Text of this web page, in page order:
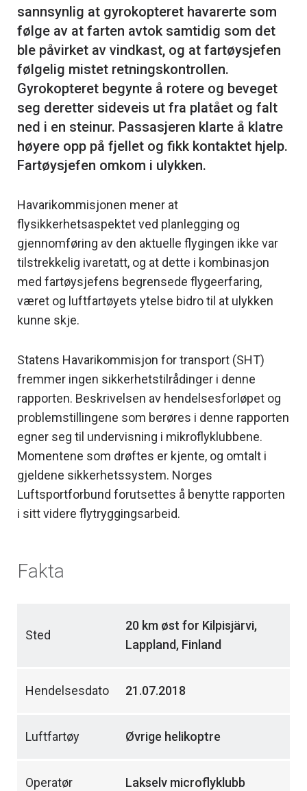
sannsynlig at gyrokopteret havarerte som
følge av at farten avtok samtidig som det
ble påvirket av vindkast, og at fartøysjefen
følgelig mistet retningskontrollen.
Gyrokopteret begynte å rotere og beveget
seg deretter sideveis ut fra platået og falt
ned i en steinur. Passasjeren klarte å klatre
høyere opp på fjellet og fikk kontaktet hjelp.
Havarikommisjonen mener at
flysikkerhetsaspektet ved planlegging og
gjennomføring av den aktuelle flygingen ikke var
tilstrekkelig ivaretatt, og at dette i kombinasjon
med fartøysjefens begrensede flygeerfaring,
været og luftfartøyets ytelse bidro til at ulykken
kunne skje.
Statens Havarikommisjon for transport (SHT)
fremmer ingen sikkerhetstilrådinger i denne
rapporten. Beskrivelsen av hendelsesforløpet og
problemstillingene som berøres i denne rapporten
egner seg til undervisning i mikroflyklubbene.
Momentene som drøftes er kjente, og omtalt i
gjeldene sikkerhetssystem. Norges
Luftsportforbund forutsettes å benytte rapporten
i sitt videre flytryggingsarbeid.
Fakta
Sted
20 km øst for Kilpisjärvi,
Lappland, Finland
Hendelsesdato 21.07.2018
Luftfartøy Øvrige helikoptre
Operatør Lakselv microflyklubb